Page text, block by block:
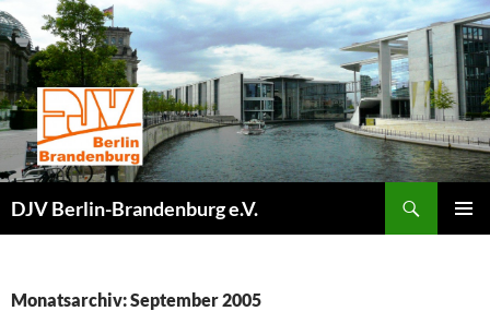
Zum
Inhalt
springen
DJV Berlin-Brandenburg e.V.
Monatsarchiv: September 2005